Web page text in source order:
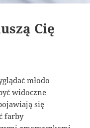
Cię
młodo
widoczne
się
farby